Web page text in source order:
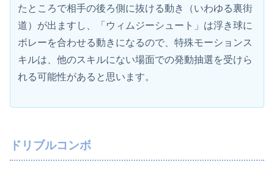
たところで相手の後ろ側に抜ける動き（いわゆる裏街
道）が出ますし、「ウィムジーシュート」は浮き球に
ボレーを合わせる動きになるので、特殊モーションス
キルは、他のスキルにない場面での発動抽選を受けら
れる可能性があると思います。
ドリブルコンボ